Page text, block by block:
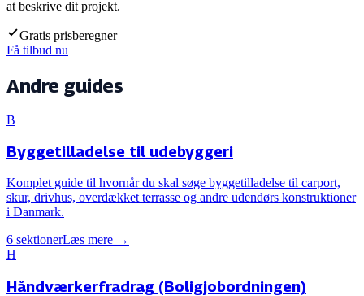
at beskrive dit projekt.
Gratis prisberegner
Få tilbud nu
Andre guides
B
Byggetilladelse til udebyggeri
Komplet guide til hvornår du skal søge byggetilladelse til carport,
skur, drivhus, overdækket terrasse og andre udendørs konstruktioner
i Danmark.
6 sektionerLæs mere →
H
Håndværkerfradrag (Boligjobordningen)